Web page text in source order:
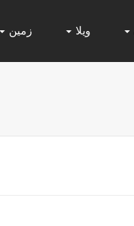
ویلا زمین